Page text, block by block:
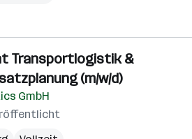
Transportlogistik &
(m/w/d)
GmbH